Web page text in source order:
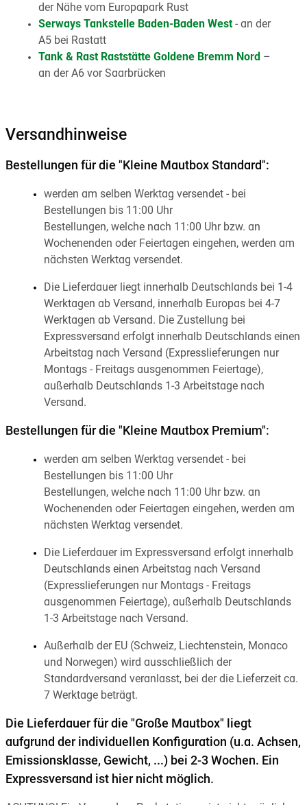
der Nähe vom Europapark Rust
Serways Tankstelle Baden-Baden West - an der
A5 bei Rastatt
Tank & Rast Raststätte Goldene Bremm Nord –
an der A6 vor Saarbrücken
Versandhinweise
Bestellungen für die "Kleine Mautbox Standard":
werden am selben Werktag versendet - bei
Bestellungen bis 11:00 Uhr
Bestellungen, welche nach 11:00 Uhr bzw. an
Wochenenden oder Feiertagen eingehen, werden am
nächsten Werktag versendet.
Die Lieferdauer liegt innerhalb Deutschlands bei 1-4
Werktagen ab Versand, innerhalb Europas bei 4-7
Werktagen ab Versand. Die Zustellung bei
Expressversand erfolgt innerhalb Deutschlands einen
Arbeitstag nach Versand (Expresslieferungen nur
Montags - Freitags ausgenommen Feiertage),
außerhalb Deutschlands 1-3 Arbeitstage nach
Versand.
Bestellungen für die "Kleine Mautbox Premium":
werden am selben Werktag versendet - bei
Bestellungen bis 11:00 Uhr
Bestellungen, welche nach 11:00 Uhr bzw. an
Wochenenden oder Feiertagen eingehen, werden am
nächsten Werktag versendet.
Die Lieferdauer im Expressversand erfolgt innerhalb
Deutschlands einen Arbeitstag nach Versand
(Expresslieferungen nur Montags - Freitags
ausgenommen Feiertage), außerhalb Deutschlands
1-3 Arbeitstage nach Versand.
Außerhalb der EU (Schweiz, Liechtenstein, Monaco
und Norwegen) wird ausschließlich der
Standardversand veranlasst, bei der die Lieferzeit ca.
7 Werktage beträgt.
Die Lieferdauer für die "Große Mautbox" liegt
aufgrund der individuellen Konfiguration (u.a. Achsen,
Emissionsklasse, Gewicht, ...) bei 2-3 Wochen. Ein
Expressversand ist hier nicht möglich.